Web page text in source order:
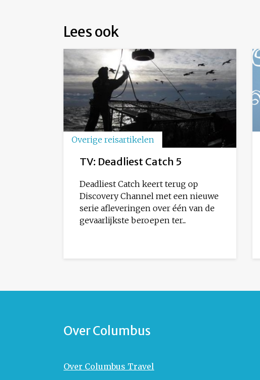
Lees ook
Overige reisartikelen
TV: Deadliest Catch 5
Deadliest Catch keert terug op
Discovery Channel met een nieuwe
serie afleveringen over één van de
gevaarlijkste beroepen ter...
Over Columbus
Over Columbus Travel